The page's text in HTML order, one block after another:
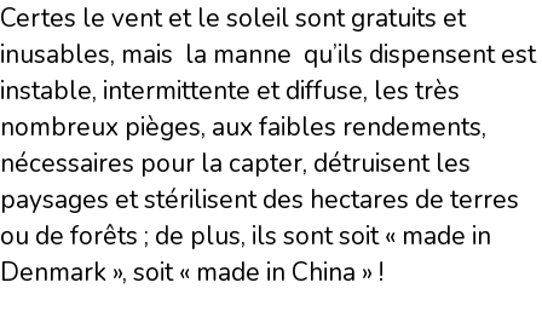
Certes le vent et le soleil sont gratuits et
inusables, mais la manne qu’ils dispensent est
instable, intermittente et diffuse, les très
nombreux pièges, aux faibles rendements,
nécessaires pour la capter, détruisent les
paysages et stérilisent des hectares de terres
ou de forêts ; de plus, ils sont soit « made in
Denmark », soit « made in China » !